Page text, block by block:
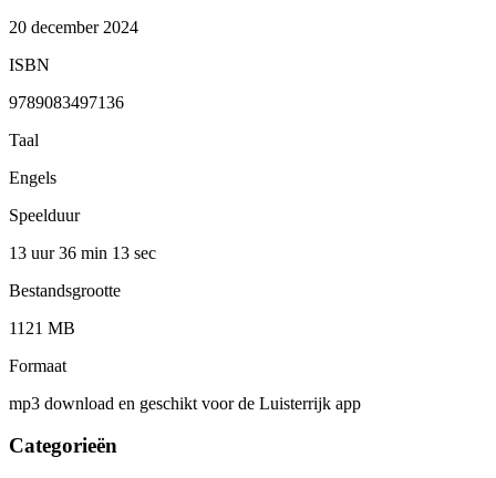
20 december 2024
ISBN
9789083497136
Taal
Engels
Speelduur
13 uur 36 min 13 sec
Bestandsgrootte
1121 MB
Formaat
mp3 download en geschikt voor de Luisterrijk app
Categorieën